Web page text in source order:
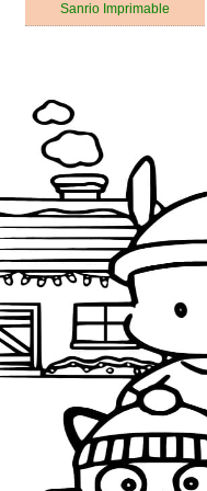
Sanrio Imprimable